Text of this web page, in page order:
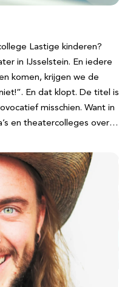
Lastige kinderen?
in IJsselstein. En iedere
komen, krijgen we de
En dat klopt. De titel is
misschien. Want in
en theatercolleges over…